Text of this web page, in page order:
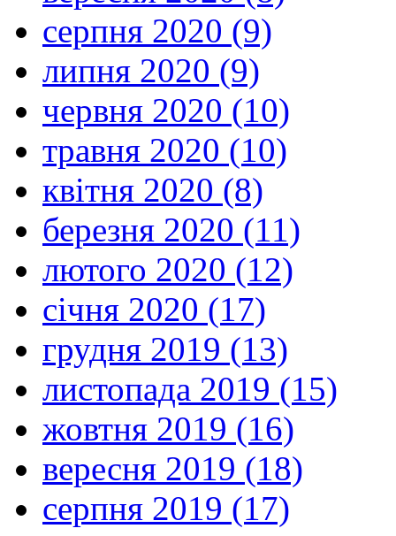
серпня 2020 (9)
липня 2020 (9)
червня 2020 (10)
травня 2020 (10)
квітня 2020 (8)
березня 2020 (11)
лютого 2020 (12)
січня 2020 (17)
грудня 2019 (13)
листопада 2019 (15)
жовтня 2019 (16)
вересня 2019 (18)
серпня 2019 (17)